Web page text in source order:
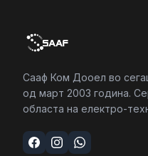
Сааф Ком Дооел во
од март 2003 година.
областа на електро-